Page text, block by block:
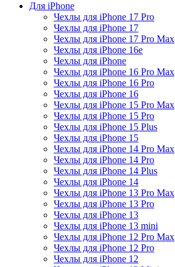
Для iPhone
Чехлы для iPhone 17 Pro
Чехлы для iPhone 17
Чехлы для iPhone 17 Pro Max
Чехлы для iPhone 16e
Чехлы для iPhone
Чехлы для iPhone 16 Pro Max
Чехлы для iPhone 16 Pro
Чехлы для iPhone 16
Чехлы для iPhone 15 Pro Max
Чехлы для iPhone 15 Pro
Чехлы для iPhone 15 Plus
Чехлы для iPhone 15
Чехлы для iPhone 14 Pro Max
Чехлы для iPhone 14 Pro
Чехлы для iPhone 14 Plus
Чехлы для iPhone 14
Чехлы для iPhone 13 Pro Max
Чехлы для iPhone 13 Pro
Чехлы для iPhone 13
Чехлы для iPhone 13 mini
Чехлы для iPhone 12 Pro Max
Чехлы для iPhone 12 Pro
Чехлы для iPhone 12